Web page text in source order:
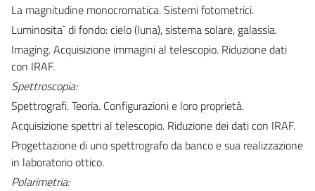
La magnitudine monocromatica. Sistemi fotometrici.
Luminosita` di fondo: cielo (luna), sistema solare, galassia.
Imaging. Acquisizione immagini al telescopio. Riduzione dati
con IRAF.
Spettroscopia:
Spettrografi. Teoria. Configurazioni e loro proprietà.
Acquisizione spettri al telescopio. Riduzione dei dati con IRAF.
Progettazione di uno spettrografo da banco e sua realizzazione
in laboratorio ottico.
Polarimetria: